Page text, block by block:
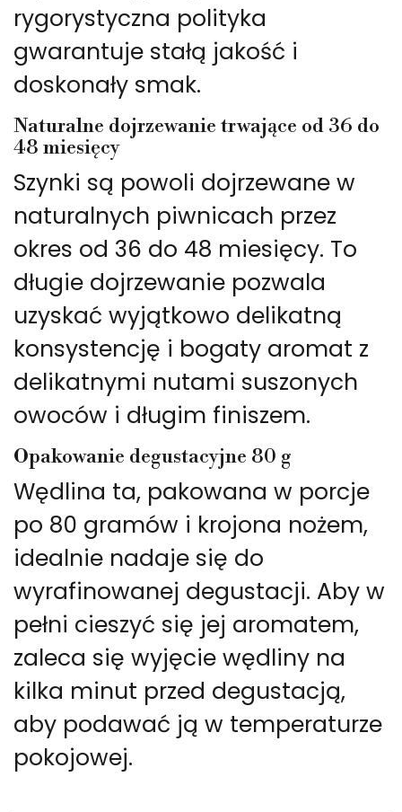
rygorystyczna polityka
gwarantuje stałą jakość i
doskonały smak.
Naturalne dojrzewanie trwające od 36 do
48 miesięcy
Szynki są powoli dojrzewane w
naturalnych piwnicach przez
okres od 36 do 48 miesięcy. To
długie dojrzewanie pozwala
uzyskać wyjątkowo delikatną
konsystencję i bogaty aromat z
delikatnymi nutami suszonych
owoców i długim finiszem.
Opakowanie degustacyjne 80 g
Wędlina ta, pakowana w porcje
po 80 gramów i krojona nożem,
idealnie nadaje się do
wyrafinowanej degustacji. Aby w
pełni cieszyć się jej aromatem,
zaleca się wyjęcie wędliny na
kilka minut przed degustacją,
aby podawać ją w temperaturze
pokojowej.